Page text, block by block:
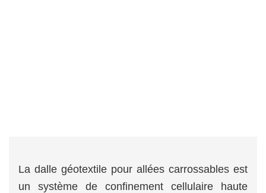
La dalle géotextile pour allées carrossables est
un système de confinement cellulaire haute